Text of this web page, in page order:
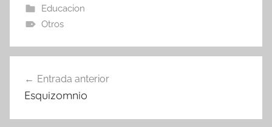
Educacion
Otros
de
Entrada anterior
Esquizomnio